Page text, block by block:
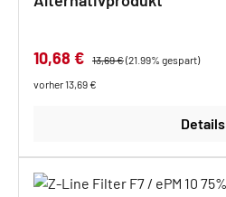
Verkaufspreis:
10,68 € Regulärer Preis:
13,69 €(21.99% gespart)
vorher 13,69 €
Details